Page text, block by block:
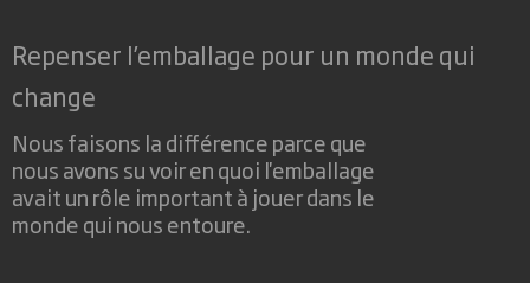
Repenser l’emballage pour un monde qui
change
Nous faisons la différence parce que
nous avons su voir en quoi l'emballage
avait un rôle important à jouer dans le
monde qui nous entoure.